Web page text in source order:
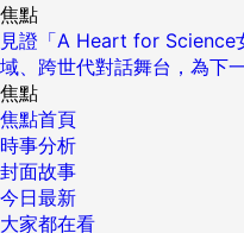
焦點
見證「A Heart for Science
域、跨世代對話舞台，為下
焦點
焦點首頁
時事分析
封面故事
今日最新
大家都在看